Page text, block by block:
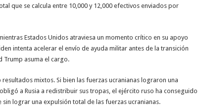
que se calcula entre 10,000 y 12,000 efectivos enviados por
Estados Unidos atraviesa un momento crítico en su apoyo
intenta acelerar el envío de ayuda militar antes de la transición
Trump asuma el cargo.
mixtos. Si bien las fuerzas ucranianas lograron una
a Rusia a redistribuir sus tropas, el ejército ruso ha conseguido
lograr una expulsión total de las fuerzas ucranianas.